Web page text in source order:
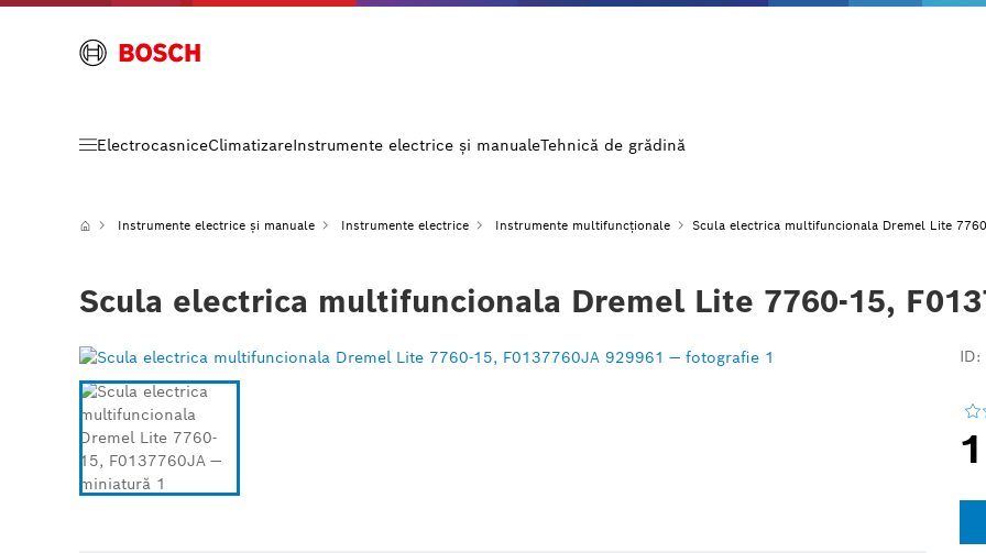
ElectrocasniceClimatizareInstrumente electrice și manualeTehnică de grădină
Instrumente electrice și manuale Instrumente electrice Instrumente multifuncționale Scula electrica multifuncionala Dremel Lite
Scula electrica multifuncionala Dremel Lite 7760-15,
ID: